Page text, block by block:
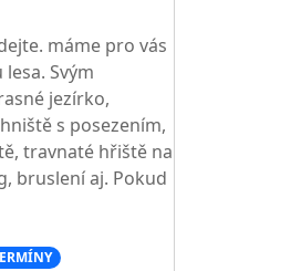
máme pro vás
Svým
jezírko,
s posezením,
travnaté hřiště na
bruslení aj. Pokud